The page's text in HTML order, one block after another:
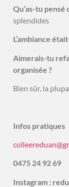
Qu’as-tu pensé
splendides
L’ambiance
Aimerais-tu
organisée ?
Bien sûr, la
Infos pratiques
0475 24 92 69
Instagram :